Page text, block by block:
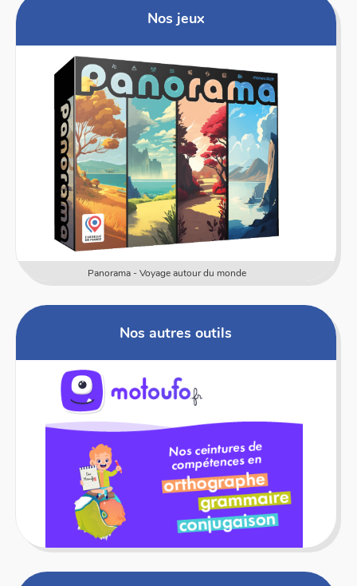
Nos jeux
Numericards - Mesure
Nos autres outils